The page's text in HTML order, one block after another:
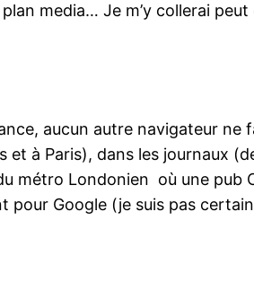
media… Je m’y collerai
aucun autre navigateur ne
à Paris), dans les journaux
métro Londonien où une pub
pour Google (je suis pas